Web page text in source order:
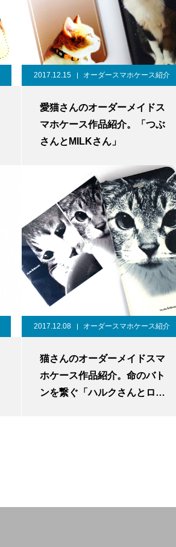
2017.12.15 オーダースマホケース紹介
愛猫さんのオーダーメイドス
マホケース作品紹介。「つぶ
さんとMILKさん」
2017.12.08 オーダースマホケース紹介
猫さんのオーダーメイドスマ
ホケース作品紹介。命のバト
ンを繋ぐ「ハルクさんとロッ